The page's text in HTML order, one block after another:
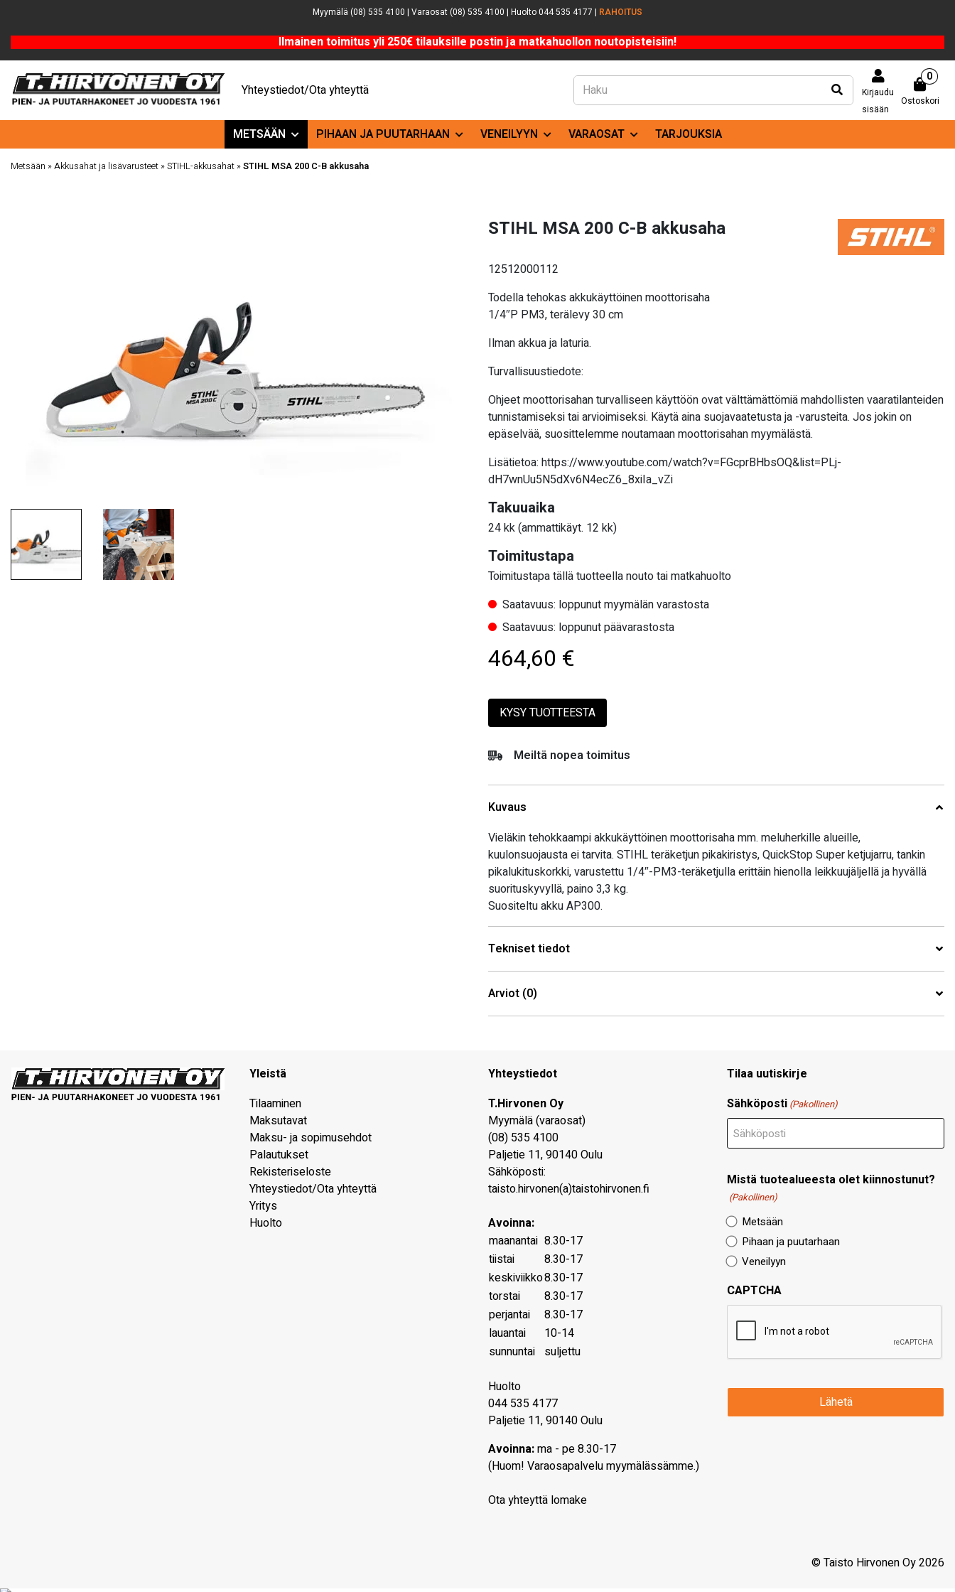
Myymälä (08) 535 4100 | Varaosat (08) 535 4100 | Huolto 044 535 4177 | RAHOITUS
Ilmainen toimitus yli 250€ tilauksille postin ja matkahuollon noutopisteisiin!
Yhteystiedot/Ota yhteyttä
Kirjaudu
sisään
Ostoskori
0
METSÄÄN PIHAAN JA PUUTARHAAN VENEILYYN VARAOSAT TARJOUKSIA
Metsään »Akkusahat ja lisävarusteet »STIHL-akkusahat »STIHL MSA 200 C-B akkusaha
STIHL MSA 200 C-B akkusaha
12512000112
Todella tehokas akkukäyttöinen moottorisaha
1/4″P PM3, terälevy 30 cm
Ilman akkua ja laturia.
Turvallisuustiedote:
Ohjeet moottorisahan turvalliseen käyttöön ovat välttämättömiä mahdollisten vaaratilanteiden
tunnistamiseksi tai arvioimiseksi. Käytä aina suojavaatetusta ja -varusteita. Jos jokin on
epäselvää, suosittelemme noutamaan moottorisahan myymälästä.
Lisätietoa: https://www.youtube.com/watch?v=FGcprBHbsOQ&list=PLj-
dH7wnUu5N5dXv6N4ecZ6_8xiIa_vZi
Takuuaika
24 kk (ammattikäyt. 12 kk)
Toimitustapa
Toimitustapa tällä tuotteella nouto tai matkahuolto
Saatavuus: loppunut myymälän varastosta
Saatavuus: loppunut päävarastosta
464,60 €
KYSY TUOTTEESTA
Meiltä nopea toimitus
Kuvaus
Vieläkin tehokkaampi akkukäyttöinen moottorisaha mm. meluherkille alueille,
kuulonsuojausta ei tarvita. STIHL teräketjun pikakiristys, QuickStop Super ketjujarru, tankin
pikalukituskorkki, varustettu 1/4″-PM3-teräketjulla erittäin hienolla leikkuujäljellä ja hyvällä
suorituskyvyllä, paino 3,3 kg.
Suositeltu akku AP300.
Tekniset tiedot
Arviot (0)
Yleistä
Tilaaminen
Maksutavat
Maksu- ja sopimusehdot
Palautukset
Rekisteriseloste
Yhteystiedot/Ota yhteyttä
Yritys
Huolto
Yhteystiedot
T.Hirvonen Oy
Myymälä (varaosat)
(08) 535 4100
Paljetie 11,90140Oulu
Sähköposti:
taisto.hirvonen(a)taistohirvonen.fi
Avoinna:
maanantai 8.30-17
tiistai
8.30-17
keskiviikko8.30-17
torstai
8.30-17
perjantai
8.30-17
lauantai
10-14
sunnuntai suljettu
Huolto
044 535 4177
Paljetie 11, 90140 Oulu
Avoinna:ma - pe 8.30-17
(Huom! Varaosapalvelu myymälässämme.)
Ota yhteyttä lomake
Tilaa uutiskirje
Sähköposti (Pakollinen)
Mistä tuotealueesta olet kiinnostunut?
(Pakollinen)
Metsään
Pihaan ja puutarhaan
Veneilyyn
CAPTCHA
© Taisto Hirvonen Oy 2026